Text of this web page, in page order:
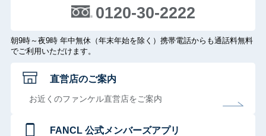
0120-30-2222
朝9時～夜9時 年中無休（年末年始を除く）携帯電話からも通話料無料
でご利用いただけます。
直営店のご案内
お近くのファンケル直営店をご案内
FANCL 公式メンバーズアプリ